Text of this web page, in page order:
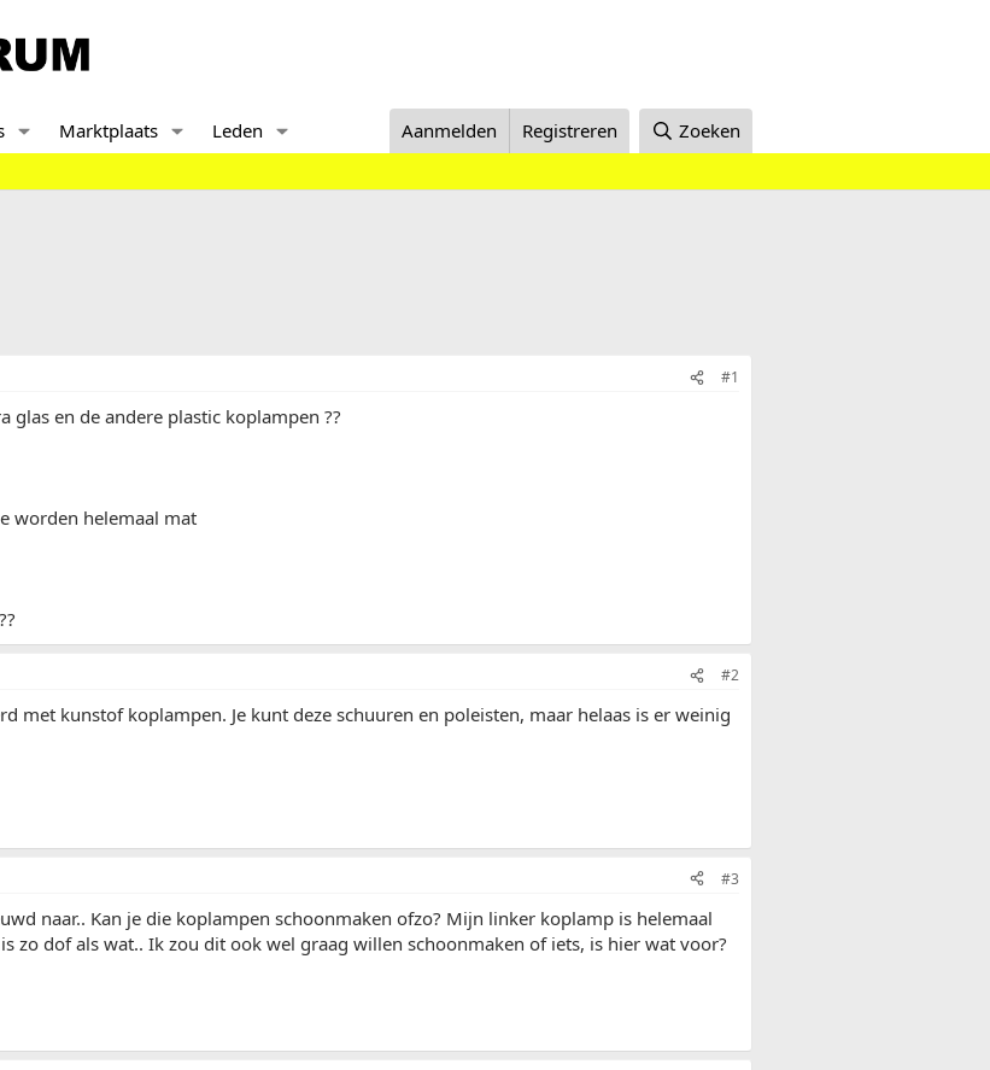
Marktplaats Leden Aanmelden Registreren Zoeken
#1
glas en de andere plastic koplampen ??
worden helemaal mat
#2
met kunstof koplampen. Je kunt deze schuuren en poleisten, maar helaas is er weinig
#3
naar.. Kan je die koplampen schoonmaken ofzo? Mijn linker koplamp is helemaal
zo dof als wat.. Ik zou dit ook wel graag willen schoonmaken of iets, is hier wat voor?